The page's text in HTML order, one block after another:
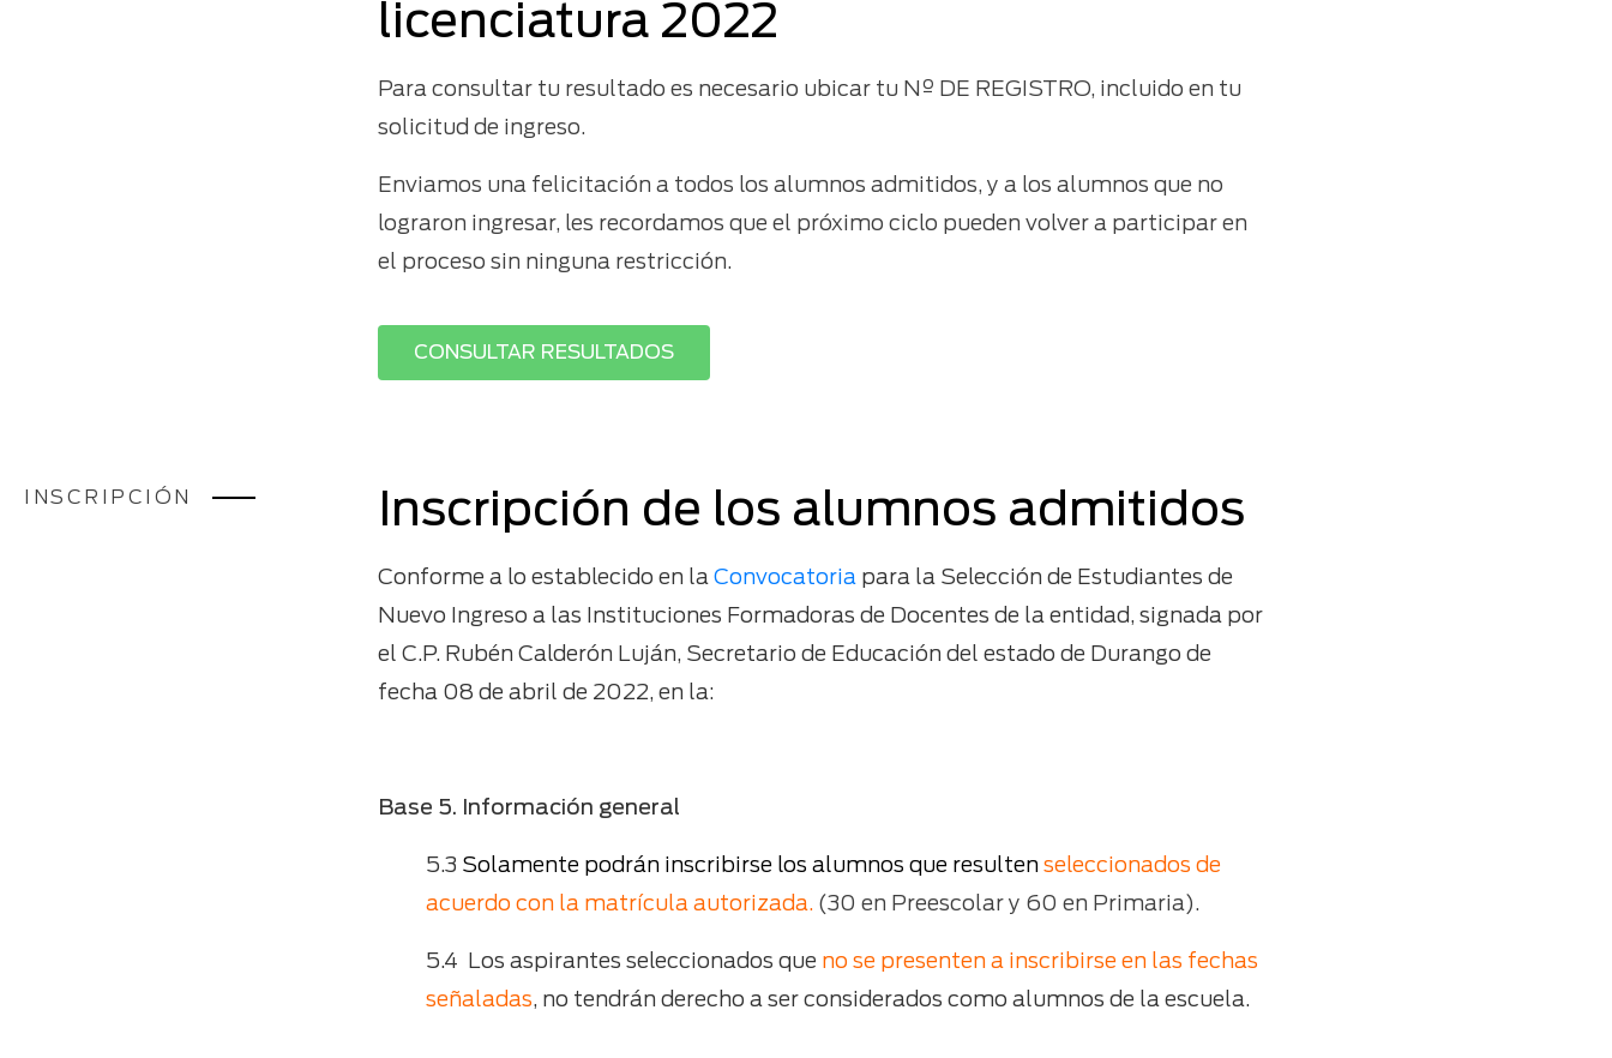
licenciatura 2022
Para consultar tu resultado es necesario ubicar tu Nº DE REGISTRO, incluido en tu
solicitud de ingreso.
Enviamos una felicitación a todos los alumnos admitidos, y a los alumnos que no
lograron ingresar, les recordamos que el próximo ciclo pueden volver a participar en
el proceso sin ninguna restricción.
CONSULTAR RESULTADOS
INSCRIPCIÓN Inscripción de los alumnos admitidos
Conforme a lo establecido en laConvocatoria para la Selección de Estudiantes de
Nuevo Ingreso a las Instituciones Formadoras de Docentes de la entidad, signada por
el C.P. Rubén Calderón Luján, Secretario de Educación del estado de Durango de
fecha 08 de abril de 2022, en la:
Base 5. Información general
5.3 Solamente podrán inscribirse los alumnos que resultenseleccionados de
acuerdo con la matrícula autorizada. (30 en Preescolar y 60 en Primaria).
5.4 Los aspirantes seleccionados que no se presenten a inscribirse en las fechas
señaladas, no tendrán derecho a ser considerados como alumnos de la escuela.